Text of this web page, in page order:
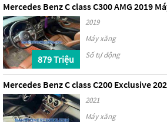
Mercedes Benz C class C300 AMG 2019
879 Triệu
2019
Máy xăng
Số tự động
Mercedes Benz C class C200 Exclusive
2021
Máy xăng